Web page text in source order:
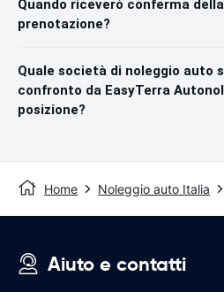
Quando riceverò conferma
prenotazione?
Quale società di noleggio auto
confronto da EasyTerra
posizione?
Home Noleggio auto Italia
Aiuto e contatti